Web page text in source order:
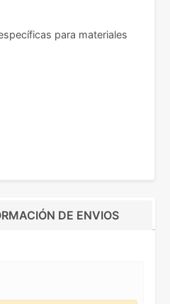
para materiales
DE ENVIOS